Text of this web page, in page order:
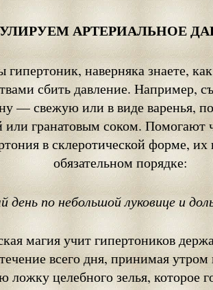
АРТЕРИАЛЬНОЕ
гипертоник, наверняка знаете,
сбить давление. Например,
— свежую или в виде варенья,
или гранатовым соком.
в склеротической форме,
обязательном порядке:
по небольшой луковице и
магия учит гипертоников
всего дня, принимая
ложку целебного зелья, которое